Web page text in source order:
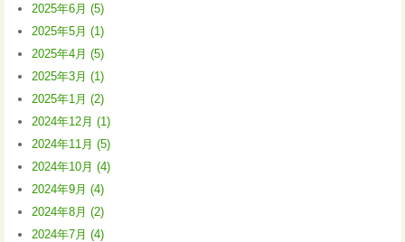
2025年6月 (5)
2025年5月 (1)
2025年4月 (5)
2025年3月 (1)
2025年1月 (2)
2024年12月 (1)
2024年11月 (5)
2024年10月 (4)
2024年9月 (4)
2024年8月 (2)
2024年7月 (4)